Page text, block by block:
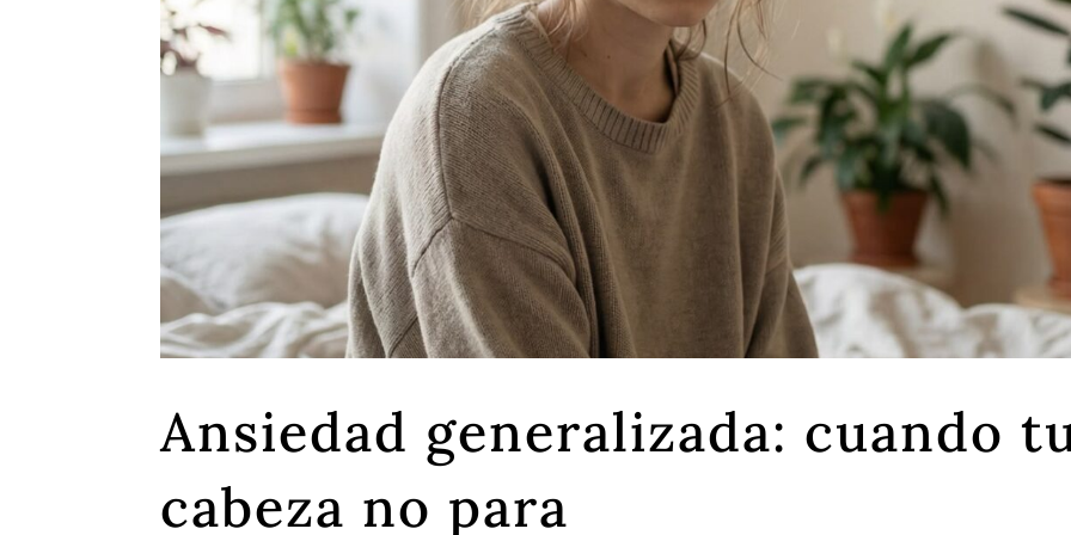
Ansiedad generalizada: cuando
cabeza no para